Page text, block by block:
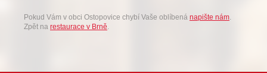
Pokud Vám v obci Ostopovice chybí Vaše oblíbená napište nám.
Zpět na restaurace v Brně.